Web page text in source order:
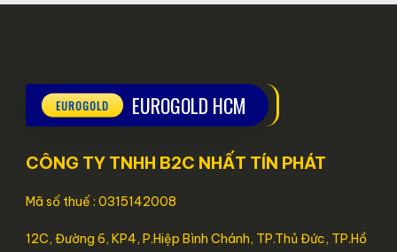
EUROGOLD HCM
CÔNG TY TNHH B2C NHẤT TÍN PHÁT
Mã số thuế : 0315142008
12C, Đường 6, KP4, P.Hiệp Bình Chánh, TP.Thủ Đức, TP.Hồ